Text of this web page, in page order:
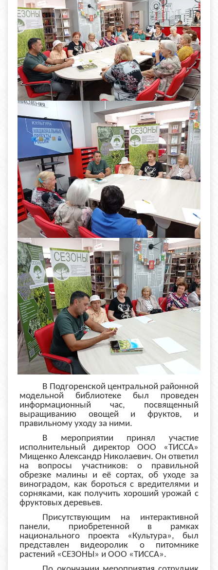
В Подгоренской центральной районной
модельной библиотеке был проведен
информационный час, посвященный
выращиванию овощей и фруктов, и
правильному уходу за ними.
В мероприятии принял участие
исполнительный директор ООО «ТИССА»
Мищенко Александр Николаевич. Он ответил
на вопросы участников: о правильной
обрезке малины и её сортах, об уходе за
виноградом, как бороться с вредителями и
сорняками, как получить хороший урожай с
фруктовых деревьев.
Присутствующим на интерактивной
панели, приобретенной в рамках
национального проекта «Культура», был
представлен видеоролик о питомнике
растений «СЕЗОНЫ» и ООО «ТИССА».